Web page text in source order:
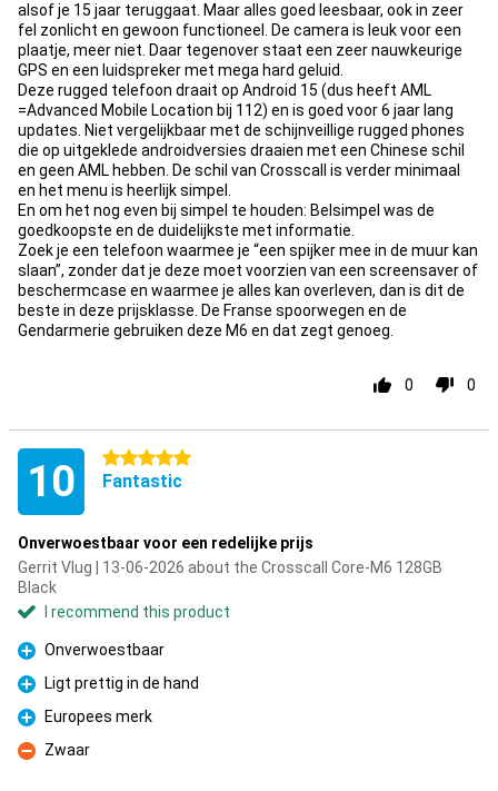
alsof je 15 jaar teruggaat. Maar alles goed leesbaar, ook in zeer
fel zonlicht en gewoon functioneel. De camera is leuk voor een
plaatje, meer niet. Daar tegenover staat een zeer nauwkeurige
GPS en een luidspreker met mega hard geluid.
Deze rugged telefoon draait op Android 15 (dus heeft AML
=Advanced Mobile Location bij 112) en is goed voor 6 jaar lang
updates. Niet vergelijkbaar met de schijnveillige rugged phones
die op uitgeklede androidversies draaien met een Chinese schil
en geen AML hebben. De schil van Crosscall is verder minimaal
en het menu is heerlijk simpel.
En om het nog even bij simpel te houden: Belsimpel was de
goedkoopste en de duidelijkste met informatie.
Zoek je een telefoon waarmee je “een spijker mee in de muur kan
slaan”, zonder dat je deze moet voorzien van een screensaver of
beschermcase en waarmee je alles kan overleven, dan is dit de
beste in deze prijsklasse. De Franse spoorwegen en de
Gendarmerie gebruiken deze M6 en dat zegt genoeg.
0 0
10 5 stars
Fantastic
Onverwoestbaar voor een redelijke prijs
Gerrit Vlug | 13-06-2026 about the Crosscall Core-M6 128GB
Black
I recommend this product
Pro
Onverwoestbaar
Pro
Ligt prettig in de hand
Pro
Europees merk
Con
Zwaar